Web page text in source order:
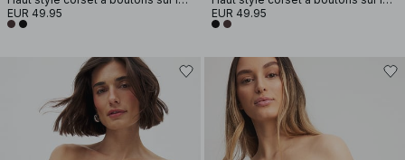
EUR 49.95
EUR 49.95